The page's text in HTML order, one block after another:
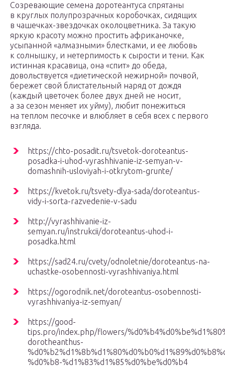
Созревающие семена доротеантуса спрятаны
в круглых полупрозрачных коробочках, сидящих
в чашечках-звездочках околоцветника. За такую
яркую красоту можно простить африканочке,
усыпанной «алмазными» блестками, и ее любовь
к солнышку, и нетерпимость к сырости и тени. Как
истинная красавица, она «спит» до обеда,
довольствуется «диетической нежирной» почвой,
бережет свой блистательный наряд от дождя
(каждый цветочек более двух дней не носит,
а за сезон меняет их уйму), любит понежиться
на теплом песочке и влюбляет в себя всех с первого
взгляда.
https://chto-posadit.ru/tsvetok-doroteantus-
posadka-i-uhod-vyrashhivanie-iz-semyan-v-
domashnih-usloviyah-i-otkrytom-grunte/
https://kvetok.ru/tsvety-dlya-sada/doroteantus-
vidy-i-sorta-razvedenie-v-sadu
http://vyrashhivanie-iz-
semyan.ru/instrukcii/doroteantus-uhod-i-
posadka.html
https://sad24.ru/cvety/odnoletnie/doroteantus-na-
uchastke-osobennosti-vyrashhivaniya.html
https://ogorodnik.net/doroteantus-osobennosti-
vyrashhivaniya-iz-semyan/
https://good-
tips.pro/index.php/flowers/
dorotheanthus-
%d0%b8-%d1%83%d1%85%d0%be%d0%b4